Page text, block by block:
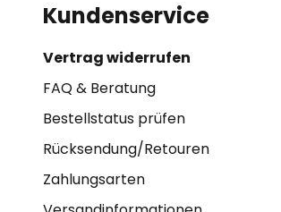
Kundenservice
Vertrag widerrufen
FAQ & Beratung
Bestellstatus prüfen
Rücksendung/Retouren
Zahlungsarten